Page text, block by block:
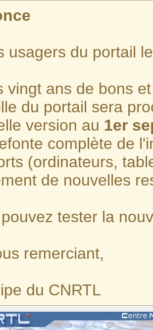
usagers du portail
vingt ans de bons
du portail sera
version au 1er
complète de
(ordinateurs,
de nouvelles
tester la
remerciant,
du CNRTL